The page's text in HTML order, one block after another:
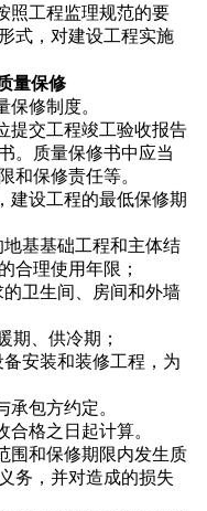
工程监理规范的要
式，对建设工程实施
量保修
修制度。
提交工程竣工验收报告
。质量保修书中应当
和保修责任等。
设工程的最低保修期
基基础工程和主体结
合理使用年限；
卫生间、房间和外墙
期、供冷期；
安装和装修工程，为
包方约定。
格之日起计算。
和保修期限内发生质
务，并对造成的损失